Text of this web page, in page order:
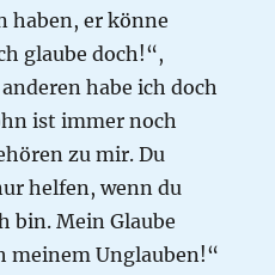
haben, er könne
glaube doch!“,
habe ich doch
ist immer noch
zu mir. Du
helfen, wenn du
bin. Mein Glaube
meinem Unglauben!“